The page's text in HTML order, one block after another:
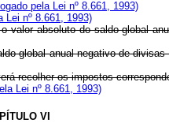
pela Lei nº 8.661, 1993)
Lei nº 8.661, 1993)
absoluto do saldo global
global anual negativo de
recolher os impostos
Lei nº 8.661, 1993)
VI